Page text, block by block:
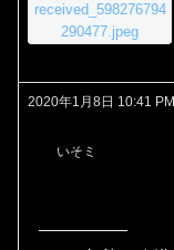
received_598276794
290477.jpeg
2020年1月8日 10:41 PM
いそミ